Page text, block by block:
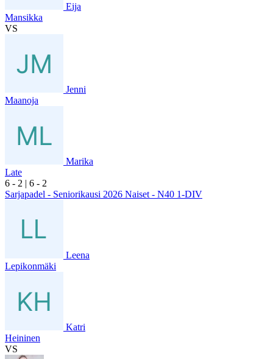
Eija
Mansikka
VS
Jenni
Maanoja
Marika
Late
6 - 2 | 6 - 2
Sarjapadel - Seniorikausi 2026 Naiset - N40 1-DIV
Leena
Lepikonmäki
Katri
Heininen
VS